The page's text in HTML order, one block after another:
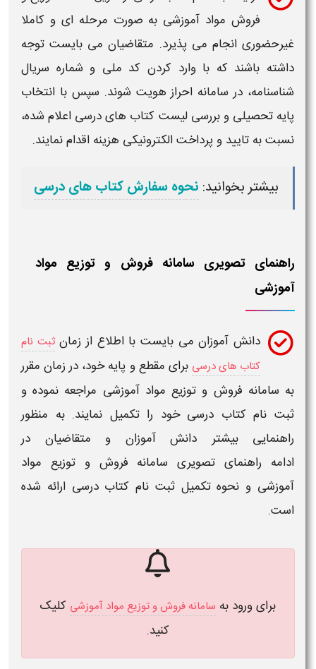
فروش مواد آموزشی​ به صورت مرحله ای و کاملا
غیرحضوری انجام می پذیرد. متقاضیان می بایست توجه
داشته باشند که با وارد کردن کد ملی و شماره سریال
شناسنامه، در سامانه احراز هویت شوند. سپس با انتخاب
پایه تحصیلی و بررسی لیست کتاب های درسی اعلام شده،
نسبت به تایید و پرداخت الکترونیکی هزینه اقدام نمایند.
بیشتر بخوانید: نحوه سفارش کتاب های درسی
راهنمای تصویری سامانه فروش و توزیع مواد
آموزشی
دانش آموزانمی بایست با اطلاع از زمانثبت نام
کتاب های درسی برای مقطع و پایه خود، در زمان مقرر
به سامانه فروش و توزیع مواد آموزشی مراجعه نموده و
ثبت نام کتاب درسیخود را تکمیل نمایند. به منظور
راهنمایی بیشتر دانش آموزان و متقاضیان در
ادامه راهنمای تصویری سامانه فروش و توزیع مواد
آموزشی و نحوه تکمیل ثبت نام کتاب درسیارائه شده
است.
برای ورود به سامانه فروش و توزیع مواد آموزشی کلیک
کنید.